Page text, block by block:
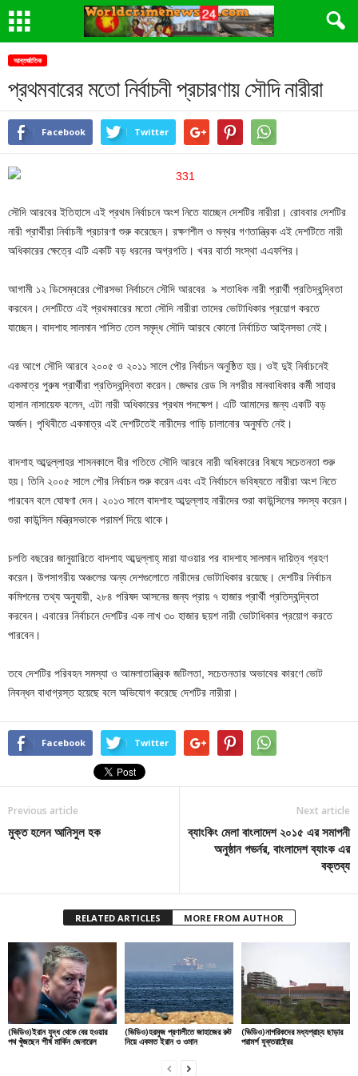
আন্তর্জাতিক
প্রথমবারের মতো নির্বাচনী প্রচারণায় সৌদি নারীরা
Facebook Twitter
সৌদি আরবের ইতিহাসে এই প্রথম নির্বাচনে অংশ নিতে যাচ্ছেন দেশটির নারীরা। রোববার দেশটির
নারী প্রার্থীরা নির্বাচনী প্রচারণা শুরু করেছেন। রক্ষণশীল ও মন্থর গণতান্ত্রিক এই দেশটিতে নারী
অধিকারের ক্ষেত্রে এটি একটি বড় ধরনের অগ্রগতি। খবর বার্তা সংস্থা এএফপির।
আগামী ১২ ডিসেম্বরের পৌরসভা নির্বাচনে সৌদি আরবের ৯ শতাধিক নারী প্রার্থী প্রতিদ্বন্দ্বিতা
করবেন। দেশটিতে এই প্রথমবারের মতো সৌদি নারীরা তাদের ভোটাধিকার প্রয়োগ করতে
যাচ্ছেন। বাদশাহ সালমান শাসিত তেল সমৃদ্ধ সৌদি আরবে কোনো নির্বাচিত আই্নসভা নেই।
এর আগে সৌদি আরবে ২০০৫ ও ২০১১ সালে পৌর নির্বাচন অনুষ্ঠিত হয়। ওই দুই নির্বাচনেই
একমাত্র পুরুষ প্রার্থীরা প্রতিদ্বন্দ্বিতা করেন। জেদ্দার রেড সি নগরীর মানবাধিকার কর্মী সাহার
হাসান নাসায়েফ বলেন, এটা নারী অধিকারের প্রথম পদক্ষেপ। এটি আমাদের জন্য একটি বড়
অর্জন। পৃথিবীতে একমাত্র এই দেশটিতেই নারীদের গাড়ি চালানোর অনুমতি নেই।
বাদশাহ আব্দুল্লাহর শাসনকালে ধীর গতিতে সৌদি আরবে নারী অধিকারের বিষযে সচেতনতা শুরু
হয়। তিনি ২০০৫ সালে পৌর নির্বাচন শুরু করেন এবং এই নির্বাচনে ভবিষ্যতে নারীরা অংশ নিতে
পারবেন বলে ঘোষণা দেন। ২০১৩ সালে বাদশাহ আব্দুল্লাহ নারীদের শুরা কাউন্সিলের সদস্য করেন।
শুরা কাউন্সিল মন্ত্রিসভাকে পরামর্শ দিয়ে থাকে।
চলতি বছরের জানুয়ারিতে বাদশাহ আব্দুল্লাহ্ মারা যাওয়ার পর বাদশাহ সালমান দায়িত্ব গ্রহণ
করেন। উপসাগরীয় অঞ্চলের অন্য দেশগুলোতে নারীদের ভোটাধিকার রয়েছে। দেশটির নির্বাচন
কমিশনের তথ্য অনুযায়ী, ২৮৪ পরিষদ আসনের জন্য প্রায় ৭ হাজার প্রার্থী প্রতিদ্বন্দ্বিতা
করবেন। এবারের নির্বাচনে দেশটির এক লাখ ৩০ হাজার ছয়শ নারী ভোটাধিকার প্রয়োগ করতে
পারবেন।
তবে দেশটির পরিবহন সমস্যা ও আমলাতান্ত্রিক জটিলতা, সচেতনতার অভাবের কারণে ভোট
নিবন্ধন বাধাগ্রস্ত হয়েছে বলে অভিযোগ করেছে দেশটির নারীরা।
Facebook Twitter
Previous article
মুক্ত হলেন আনিসুল হক
Next article
ব্যাংকিং মেলা বাংলাদেশ ২০১৫ এর সমাপনী
অনুষ্ঠান গভর্নর, বাংলাদেশ ব্যাংক এর
বক্তব্য
RELATED ARTICLES MORE FROM AUTHOR
(ভিডিও)ইরান যুদ্ধ থেকে বের হওয়ার
পথ খুঁজছেন শীর্ষ মার্কিন জেনারেল
(ভিডিও)হরমুজ প্রণালীতে জাহাজের রুট
নিয়ে একমত ইরান ও ওমান
(ভিডিও)নাগরিকদের মধ্যপ্রাচ্য ছাড়ার
পরামর্শ যুক্তরাষ্ট্রের